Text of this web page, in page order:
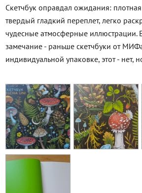
Скетчбук оправдал ожидания:
твердый гладкий переплет, легко
чудесные атмосферные иллюстрации.
замечание - раньше скетчбуки от
индивидуальной упаковке, этот - нет,